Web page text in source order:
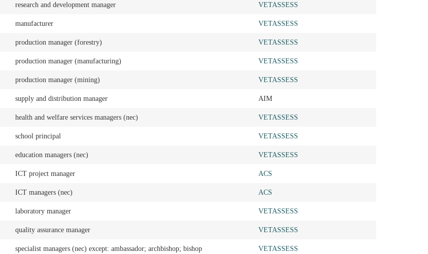
research and development manager VETASSESS
manufacturer VETASSESS
production manager (forestry) VETASSESS
production manager (manufacturing) VETASSESS
production manager (mining) VETASSESS
supply and distribution manager AIM
health and welfare services managers (nec) VETASSESS
school principal VETASSESS
education managers (nec) VETASSESS
ICT project manager ACS
ICT managers (nec) ACS
laboratory manager VETASSESS
quality assurance manager VETASSESS
specialist managers (nec) except: ambassador; archbishop; bishop VETASSESS